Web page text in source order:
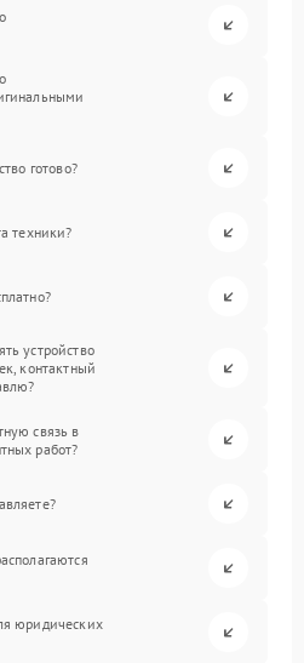
готово?
техники?
устройство
контактный
связь в
работ?
юридических